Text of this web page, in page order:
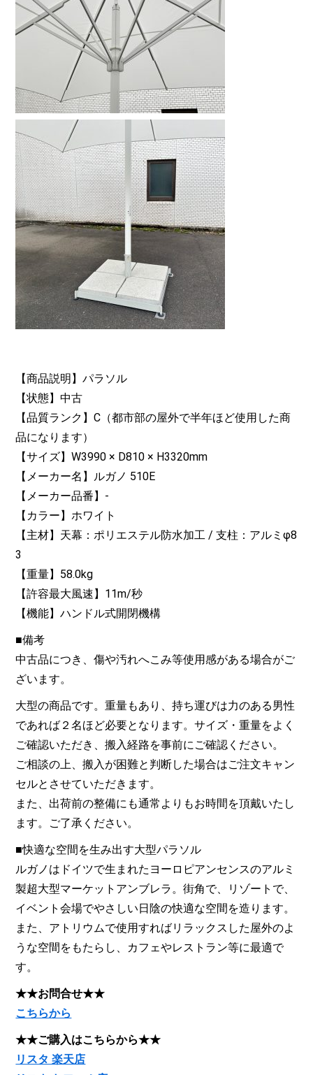
【商品説明】パラソル
【状態】中古
【品質ランク】C（都市部の屋外で半年ほど使用した商
品になります）
【サイズ】W3990 × D810 × H3320mm
【メーカー名】ルガノ 510E
【メーカー品番】-
【カラー】ホワイト
【主材】天幕：ポリエステル防水加工 / 支柱：アルミφ8
3
【重量】58.0kg
【許容最大風速】11m/秒
【機能】ハンドル式開閉機構
■備考
中古品につき、傷や汚れへこみ等使用感がある場合がご
ざいます。
大型の商品です。重量もあり、持ち運びは力のある男性
であれば２名ほど必要となります。サイズ・重量をよく
ご確認いただき、搬入経路を事前にご確認ください。
ご相談の上、搬入が困難と判断した場合はご注文キャン
セルとさせていただきます。
また、出荷前の整備にも通常よりもお時間を頂戴いたし
ます。ご了承ください。
■快適な空間を生み出す大型パラソル
ルガノはドイツで生まれたヨーロピアンセンスのアルミ
製超大型マーケットアンブレラ。街角で、リゾートで、
イベント会場でやさしい日陰の快適な空間を造ります。
また、アトリウムで使用すればリラックスした屋外のよ
うな空間をもたらし、カフェやレストラン等に最適で
す。
★★お問合せ★★
こちらから
★★ご購入はこちらから★★
リスタ 楽天店